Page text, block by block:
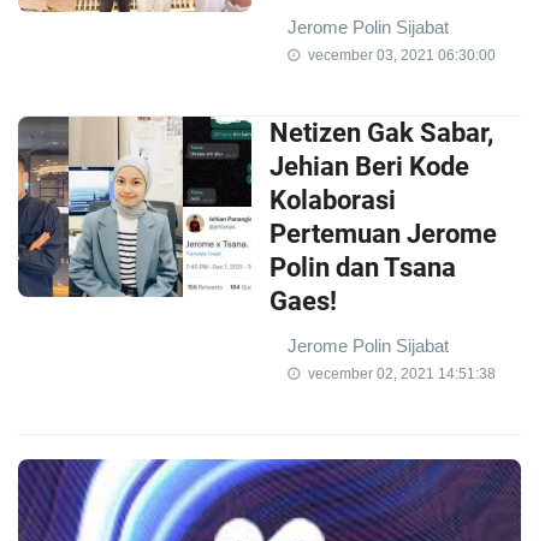
Jerome Polin Sijabat
vecember 03, 2021 06:30:00
Netizen Gak Sabar,
Jehian Beri Kode
Kolaborasi
Pertemuan Jerome
Polin dan Tsana
Gaes!
Jerome Polin Sijabat
vecember 02, 2021 14:51:38